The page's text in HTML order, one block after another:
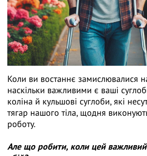
Коли ви востаннє замислювалися
наскільки важливими є ваші
коліна й кульшові суглоби, які
тягар нашого тіла, щодня
роботу.
Але що робити, коли цей